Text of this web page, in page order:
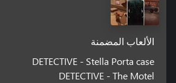
الألعاب المضمنة
DETECTIVE - Stella Porta case
DETECTIVE - The Motel